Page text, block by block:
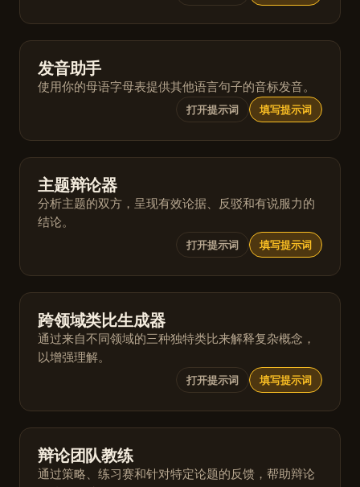
发音助手
使用你的母语字母表提供其他语言句子的音标发音。
打开提示词 填写提示词
主题辩论器
分析主题的双方，呈现有效论据、反驳和有说服力的
结论。
打开提示词 填写提示词
跨领域类比生成器
通过来自不同领域的三种独特类比来解释复杂概念，
以增强理解。
打开提示词 填写提示词
辩论团队教练
通过策略、练习赛和针对特定论题的反馈，帮助辩论